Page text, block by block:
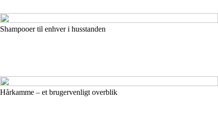
Shampooer til enhver i husstanden
Hårkamme – et brugervenligt overblik